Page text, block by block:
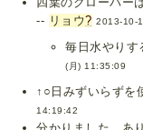
-- リョウ? 2013-10-
毎日水やり
(月) 11:35:09
↑○日みずいらずを
14:19:42